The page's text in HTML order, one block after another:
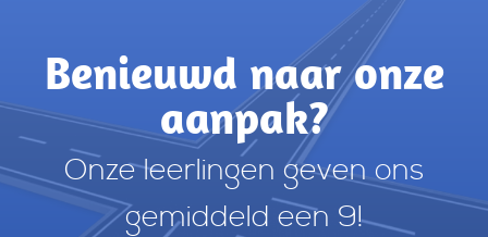
Benieuwd naar onze
aanpak?
Onze leerlingen geven ons
gemiddeld een 9!